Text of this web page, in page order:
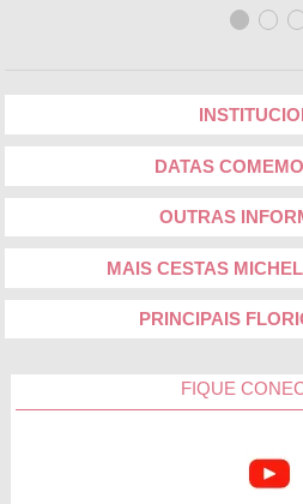
DATAS
OUTRAS
MAIS CESTAS
PRINCIPAIS
FIQUE